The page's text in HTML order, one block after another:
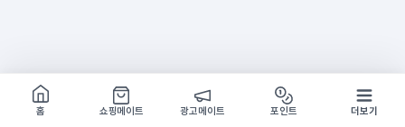
쇼핑몰 구경하기
방문시 1G
홈
쇼핑메이트 광고메이트 포인트 더보기